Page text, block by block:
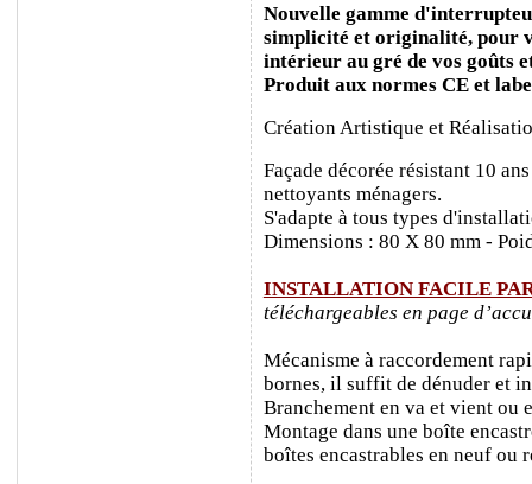
Nouvelle gamme
simplicité et originalité, pour
intérieur au gré de vos goûts
Produit aux normes CE et
Création Artistique et
Façade décorée résistant 10
nettoyants ménagers.
S'adapte à tous types
Dimensions : 80 X 80 mm -
INSTALLATION FACILE
téléchargeables en page
Mécanisme à raccordement
bornes, il suffit de dénuder et
Branchement en va et vient ou
Montage dans une boîte
boîtes encastrables en neuf ou